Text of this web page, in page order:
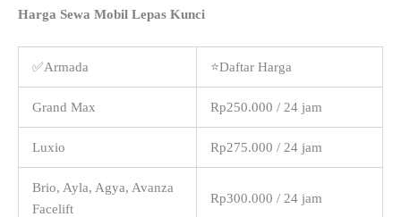
Harga Sewa Mobil Lepas Kunci
✅Armada ⭐Daftar Harga
Grand Max Rp250.000 / 24 jam
Luxio Rp275.000 / 24 jam
Brio, Ayla, Agya, Avanza
Facelift
Rp300.000 / 24 jam